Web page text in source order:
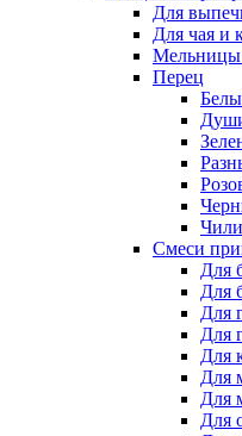
Для
Для чая и
Мельницы
Перец
Чили
Смеси
Для
Для
Для
Для
Для
Для
Для
Для